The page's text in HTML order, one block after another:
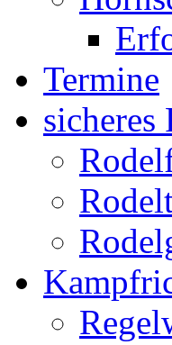
Termine
sicheres